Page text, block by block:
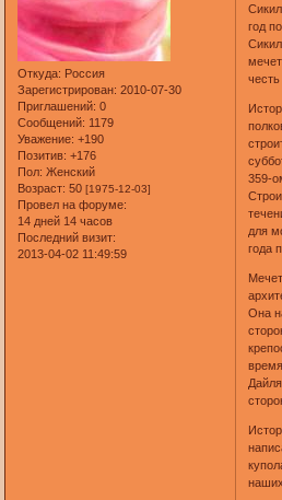
Откуда: Россия
Зарегистрирован: 2010-07-30
Приглашений: 0
Сообщений: 1179
Уважение: +190
Позитив: +176
Пол: Женский
Возраст: 50[1975-12-03]
Провел на форуме:
14 дней 14 часов
Последний визит:
2013-04-02 11:49:59
год
359-
для
года
Она